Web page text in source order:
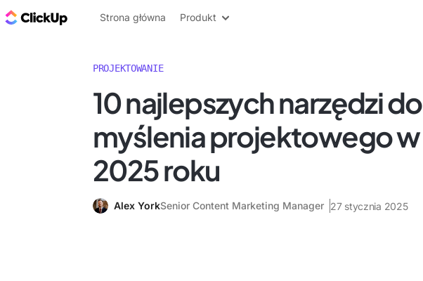
ClickUp Blog
Strona główna Produkt
PROJEKTOWANIE
10 najlepszych narzędzi do
myślenia projektowego w
2025 roku
Alex YorkSenior Content Marketing Manager 27 stycznia 2025